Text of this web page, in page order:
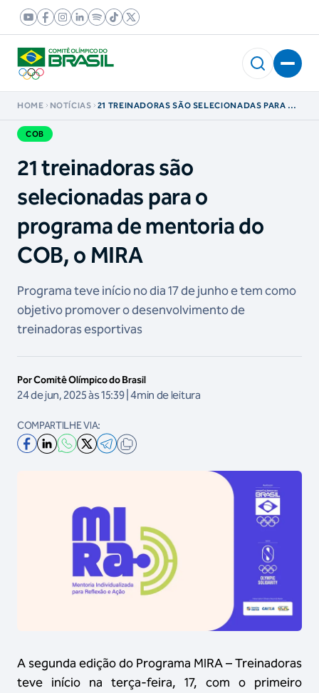
HOME NOTÍCIAS
21 TREINADORAS SÃO SELECIONADAS PARA O
COB
21 treinadoras são
selecionadas para o
programa de mentoria do
COB, o MIRA
Programa teve início no dia 17 de junho e tem como
objetivo promover o desenvolvimento de
treinadoras esportivas
Por Comitê Olímpico do Brasil
24 de jun, 2025 às 15:39 | 4min de leitura
COMPARTILHE VIA:
A segunda edição do Programa MIRA – Treinadoras
teve início na terça-feira, 17, com o primeiro